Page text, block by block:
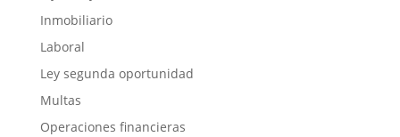
Inmobiliario
Laboral
Ley segunda oportunidad
Multas
Operaciones financieras